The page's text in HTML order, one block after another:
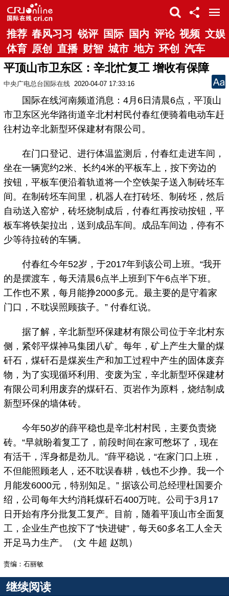
推荐 春风习习 锐评 国际 国内 评论 视频 文娱
体育 原创 直播 财智 城市 地方 环创 汽车
平顶山市卫东区：辛北忙复工 增收有保障
中央广电总台国际在线 2020-04-07 17:33:16
国际在线河南频道消息：4月6日清晨6点，平顶山
市卫东区光华路街道辛北村村民付春红便骑着电动车赶
往村边辛北新型环保建材有限公司。
在门口登记、进行体温监测后，付春红走进车间，
坐在一辆宽约2米、长约4米的平板车上，按下旁边的
按钮，平板车便沿着轨道将一个空铁架子送入制砖坯车
间。在制砖坯车间里，机器人在打砖坯、制砖坯，然后
自动送入窑炉，砖坯烧制成后，付春红再按动按钮，平
板车将铁架拉出，送到成品车间。成品车间边，停有不
少等待拉砖的车辆。
付春红今年52岁，于2017年到该公司上班。“我开
的是摆渡车，每天清晨6点半上班到下午6点半下班。
工作也不累，每月能挣2000多元。最主要的是守着家
门口，不耽误照顾孩子。” 付春红说。
据了解，辛北新型环保建材有限公司位于辛北村东
侧，紧邻平煤神马集团八矿。每年，矿上产生大量的煤
矸石，煤矸石是煤炭生产和加工过程中产生的固体废弃
物，为了实现循环利用、变废为宝，辛北新型环保建材
有限公司利用废弃的煤矸石、页岩作为原料，烧结制成
新型环保的墙体砖。
今年50岁的薛平稳也是辛北村村民，主要负责烧
砖。“早就盼着复工了，前段时间在家可憋坏了，现在
有活干，浑身都是劲儿。”薛平稳说，“在家门口上班，
不但能照顾老人，还不耽误春耕，钱也不少挣。我一个
月能发6000元，特别知足。” 据该公司总经理杜国要介
绍，公司每年大约消耗煤矸石400万吨。公司于3月17
日开始有序分批复工复产。目前，随着平顶山市全面复
工，企业生产也按下了“快进键”，每天60多名工人全天
开足马力生产。（文 牛超 赵凯）
责编：石丽敏
继续阅读